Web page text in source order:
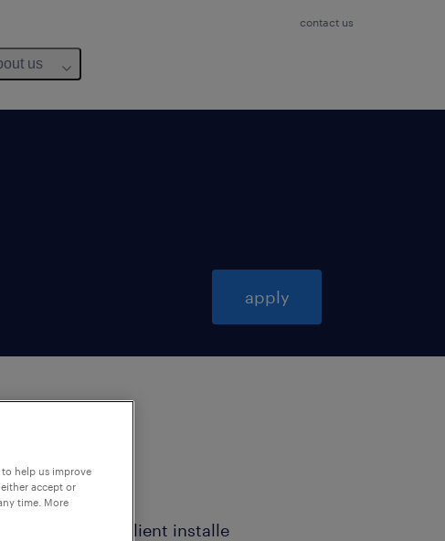
contact us
us
apply
majeur, notre client installe
help us improve
accept or
time. More